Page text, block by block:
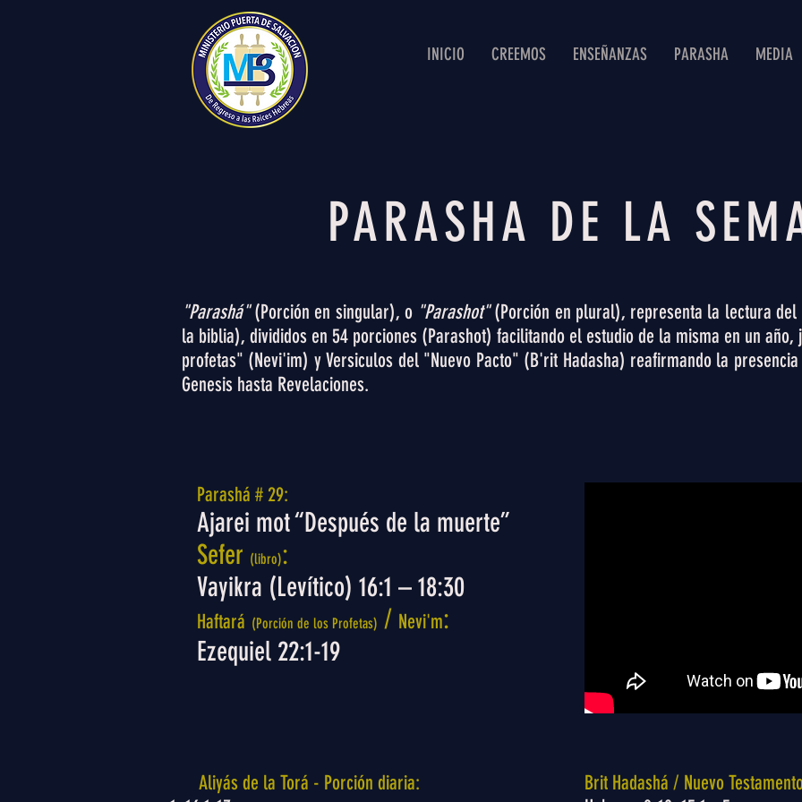
INICIO CREEMOS ENSEÑANZAS PARASHA MEDIA
PARASHA DE LA
"Parashá"(Porción en singular), o "Parashot"(Porción en plural), representa la lectura del
la biblia), divididos en 54 porciones (Parashot) facilitando el estudio de la misma en un
profetas" (Nevi'im) y Versiculos del "Nuevo Pacto" (B'rit Hadasha) reafirmando la presencia
Genesis hasta Revelaciones.
Parashá # 29:
Ajarei mot “Después de la muerte”
Sefer (libro):
Vayikra (Levítico) 16:1 – 18:30
Haftará (Porción de los Profetas) / Nevi'm:
Ezequiel 22:1-19
Aliyás de la Torá - Porción diaria:
Brit Hadashá / Nuevo